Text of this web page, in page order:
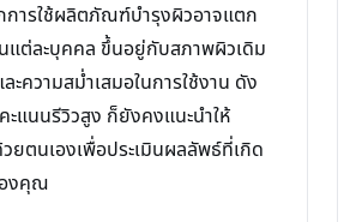
ารใช้ผลิตภัณฑ์บำรุงผิวอาจแตก
แต่ละบุคคล ขึ้นอยู่กับสภาพผิวเดิม
ความสม่ำเสมอในการใช้งาน ดัง
ะแนนรีวิวสูง ก็ยังคงแนะนำให้
ยตนเองเพื่อประเมินผลลัพธ์ที่เกิด
งคุณ